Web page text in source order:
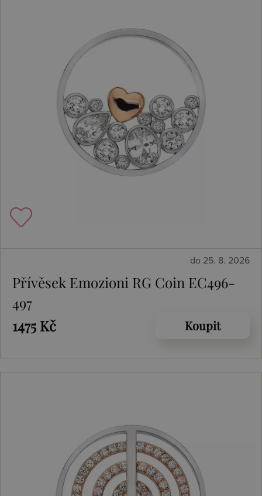
do 25. 8. 2026
Přívěsek Emozioni RG Coin EC496-
497
1475 Kč
Koupit